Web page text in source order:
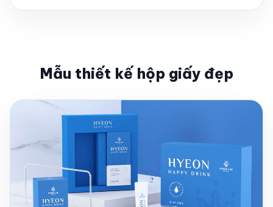
Mẫu thiết kế hộp giấy đẹp